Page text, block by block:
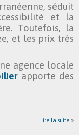
séduit
et la
Toutefois, la
et les prix très
agence locale
apporte des
Lire la suite